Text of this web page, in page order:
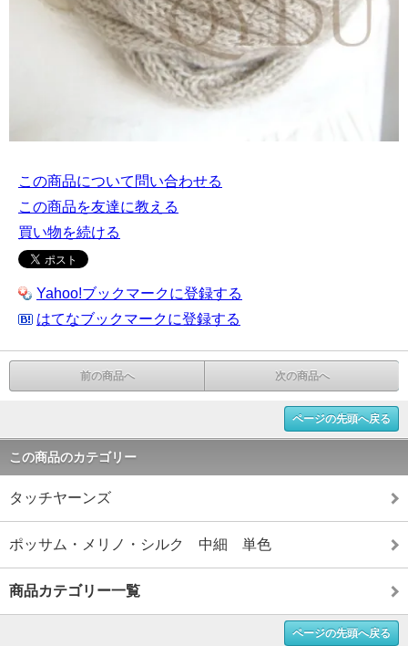
この商品について問い合わせる
この商品を友達に教える
買い物を続ける
Yahoo!ブックマークに登録する
はてなブックマークに登録する
前の商品へ 次の商品へ
ページの先頭へ戻る
この商品のカテゴリー
タッチヤーンズ
ポッサム・メリノ・シルク 中細 単色
商品カテゴリー一覧
ページの先頭へ戻る